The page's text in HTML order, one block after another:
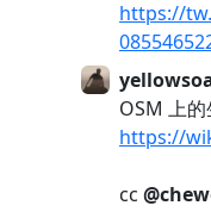
https://
OSM 上
https://
cc